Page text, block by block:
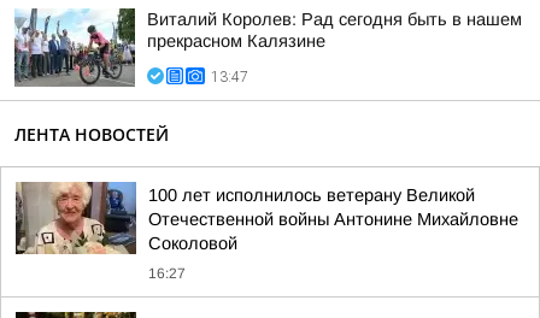
Виталий Королев: Рад сегодня быть в нашем
прекрасном Калязине
13:47
ЛЕНТА НОВОСТЕЙ
100 лет исполнилось ветерану Великой
Отечественной войны Антонине Михайловне
Соколовой
16:27